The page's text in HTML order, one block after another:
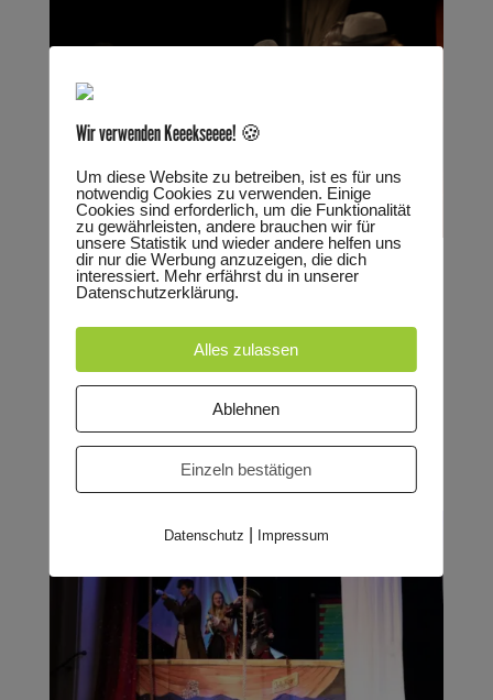
Mord durch die Zeit
vonMarie Lischer|Sep. 3, 2025
Ein spannender Theater-Krimi für alle ab 10
Jahren Geschrieben und gespielt von unseren
Nachwuchskünstlerinnen Josie, Laura, Eva, Paula
und Mia Vier sonderbare Agenten aus den 60er
Jahren müssen einen Mordfall aufklären. Dabei
sollen eine kompetente Kommissarin und...
Wir verwenden Keeekseeee! 🍪
Um diese Website zu betreiben, ist es für uns
notwendig Cookies zu verwenden. Einige
Cookies sind erforderlich, um die Funktionalität
zu gewährleisten, andere brauchen wir für
unsere Statistik und wieder andere helfen uns
dir nur die Werbung anzuzeigen, die dich
interessiert. Mehr erfährst du in unserer
Datenschutzerklärung.
Alles zulassen
Ablehnen
Einzeln bestätigen
Datenschutz Impressum